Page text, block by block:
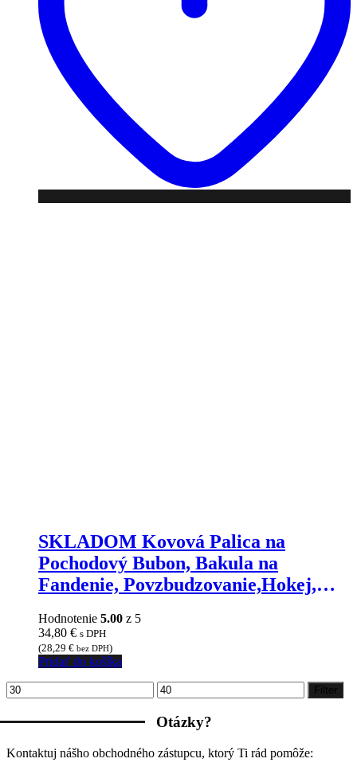
SKLADOM Kovová Palica na
Pochodový Bubon, Bakula na
Fandenie, Povzbudzovanie,Hokej,
Hodnotenie 5.00 z 5
34,80 € s DPH
(28,29 € bez DPH)
Pridať do košíka
Minimálna
cena
Maximálna
cena
Filter
Otázky?
Kontaktuj nášho obchodného zástupcu, ktorý Ti rád pomôže: